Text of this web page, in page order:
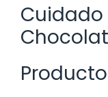
Cuidado